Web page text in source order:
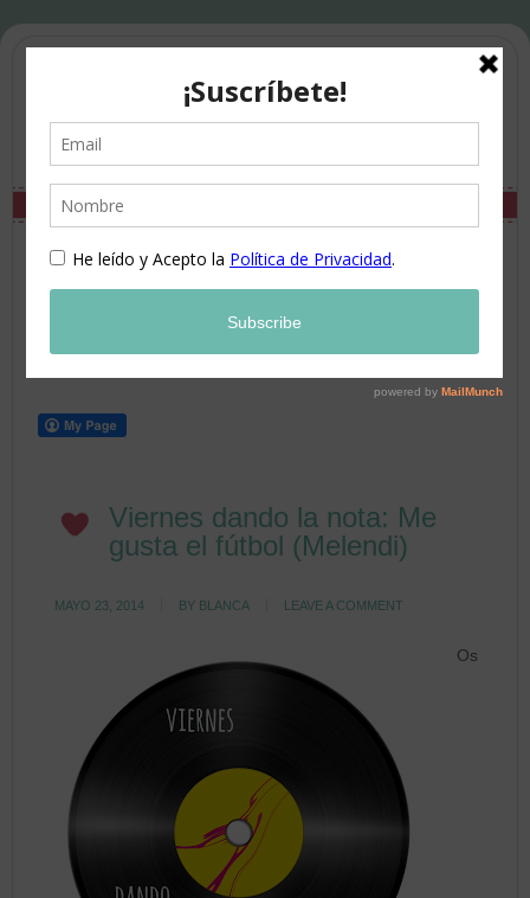
Viernes dando la nota: Me
gusta el fútbol (Melendi)
MAYO 23, 2014 BY BLANCA LEAVE A COMMENT
Os